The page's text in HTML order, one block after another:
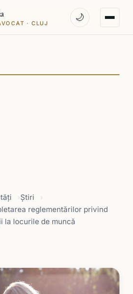
· CLUJ
🌙
Știri
reglementărilor privind
la locurile de muncă